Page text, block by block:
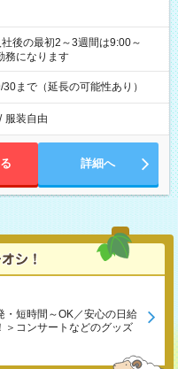
後の最初2～3週間は9:00～
務になります
まで（延長の可能性あり）
/ 服装自由
詳細へ
・短時間～OK／安心の日給
＞コンサートなどのグッズ